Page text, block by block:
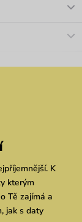
K
kterým
Tě zajímá a
jak s daty